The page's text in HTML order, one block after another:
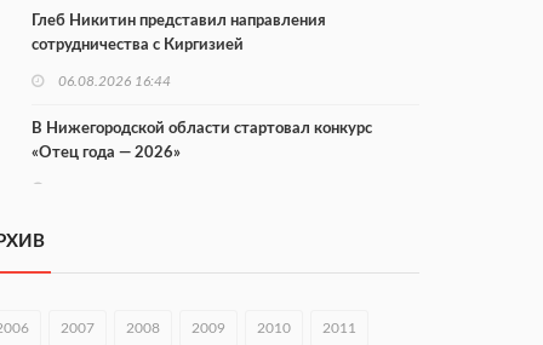
Глеб Никитин представил направления
сотрудничества с Киргизией
06.08.2026 16:44
В Нижегородской области стартовал конкурс
«Отец года — 2026»
Городец подписал соглашения с Кара-Кулем и
2007 2008 2009 2010 2011